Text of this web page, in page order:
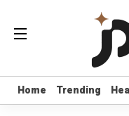
Home Trending
Home Trending